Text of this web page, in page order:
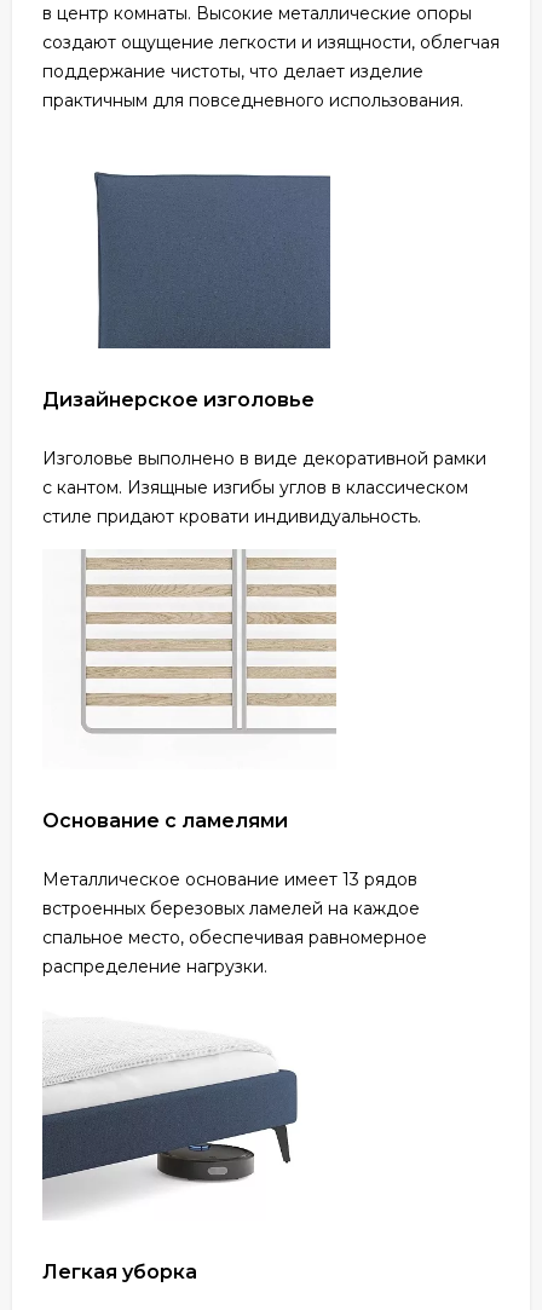
в центр комнаты. Высокие металлические опоры
создают ощущение легкости и изящности, облегчая
поддержание чистоты, что делает изделие
практичным для повседневного использования.
Дизайнерское изголовье
Изголовье выполнено в виде декоративной рамки
с кантом. Изящные изгибы углов в классическом
стиле придают кровати индивидуальность.
Основание с ламелями
Металлическое основание имеет 13 рядов
встроенных березовых ламелей на каждое
спальное место, обеспечивая равномерное
распределение нагрузки.
Легкая уборка